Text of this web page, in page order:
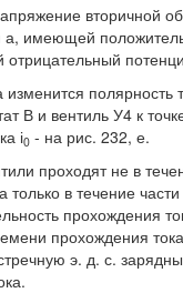
вторичной
а, имеющей
изменится полярность
В и вентиль У4 к
і0 - на рис. 232, е.
проходят не в
в течение
прохождения
прохождения
э. д. с.